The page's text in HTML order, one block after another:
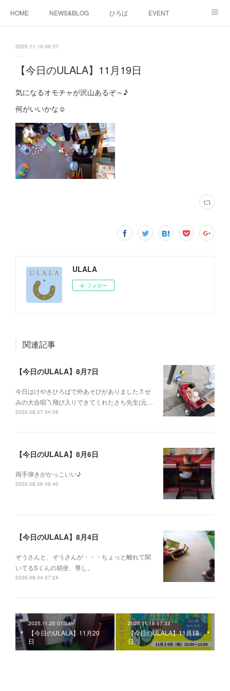
HOME NEWS&BLOG ひろば EVENT
2025.11.19 06:37
【今日のULALA】11月19日
気になるオモチャが沢山あるぞ～♪
何がいいかな☺
ULALA
フォロー
関連記事
【今日のULALA】8月7日
今日はけやきひろばで外あそびがありました🚿せ
みの大合唱〽飛び入りできてくれたさち先生(元…
2026.08.07 04:06
【今日のULALA】8月6日
両手弾きがかっこいい♪
2026.08.06 06:40
【今日のULALA】8月4日
ぞうさんと、ぞうさんが・・・ちょっと離れて聞
いてるSくんの胡坐、尊し。
2026.08.04 07:24
2025.11.20 07:34
【今日のULALA】11月20
日
2025.11.18 07:33
【今日のULALA】11月18
日